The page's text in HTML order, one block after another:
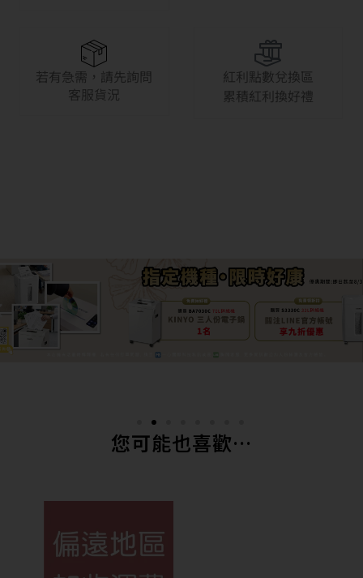
若有急需，請先詢問
客服貨況
紅利點數兌換區
累積紅利換好禮
您可能也喜歡…